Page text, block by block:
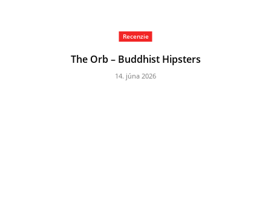
Recenzie
The Orb – Buddhist Hipsters
14. júna 2026